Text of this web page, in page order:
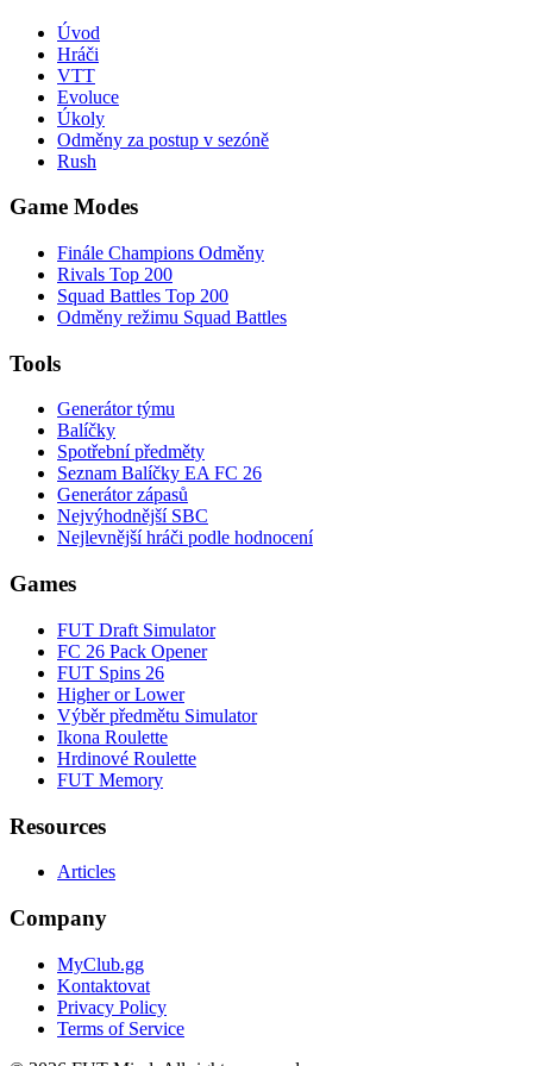
Úvod
Hráči
VTT
Evoluce
Úkoly
Odměny za postup v sezóně
Rush
Game Modes
Finále Champions Odměny
Rivals Top 200
Squad Battles Top 200
Odměny režimu Squad Battles
Tools
Generátor týmu
Balíčky
Spotřební předměty
Seznam Balíčky EA FC 26
Generátor zápasů
Nejvýhodnější SBC
Nejlevnější hráči podle hodnocení
Games
FUT Draft Simulator
FC 26 Pack Opener
FUT Spins 26
Higher or Lower
Výběr předmětu Simulator
Ikona Roulette
Hrdinové Roulette
FUT Memory
Resources
Articles
Company
MyClub.gg
Kontaktovat
Privacy Policy
Terms of Service